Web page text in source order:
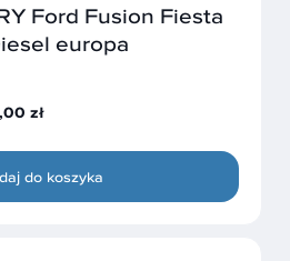
Ford Fusion Fiesta
europa
zł
do koszyka